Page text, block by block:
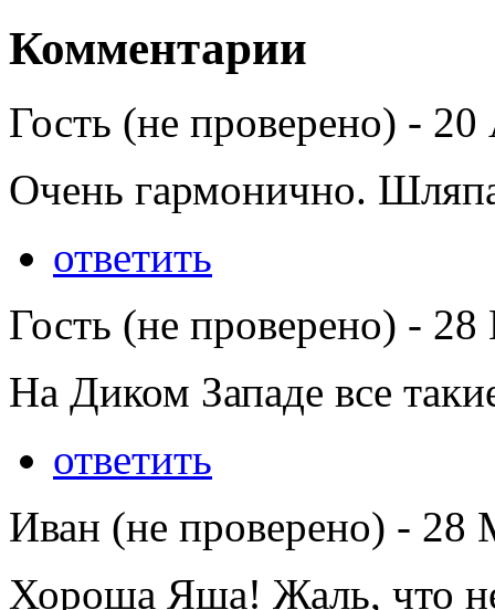
Комментарии
Гость (не проверено) - 20
Очень гармонично.
ответить
Гость (не проверено) - 28
На Диком Западе все
ответить
Иван (не проверено) - 28
Хороша Яша! Жаль, что